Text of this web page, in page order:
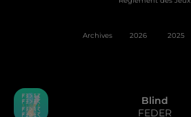
Blind
FEDER
Archives 2026 2025